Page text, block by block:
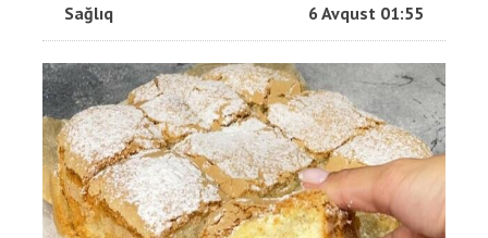
Sağlıq 6 Avqust 01:55